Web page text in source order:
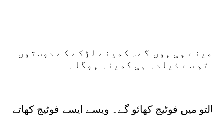
ہی ہوں گے۔ کمینے لڑکے کے دوستوں
سے ذیادہ ہی کمینہ ہوگا۔
میں فوٹیج کھائو گے۔ ویسے ایسے فوٹیج کھاتے